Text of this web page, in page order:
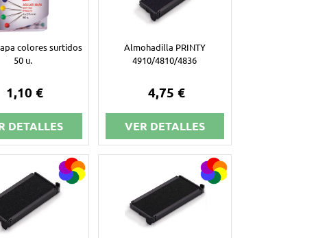
colores surtidos
50 u.
1,10 €
DETALLES
Almohadilla PRINTY
4910/4810/4836
4,75 €
VER DETALLES